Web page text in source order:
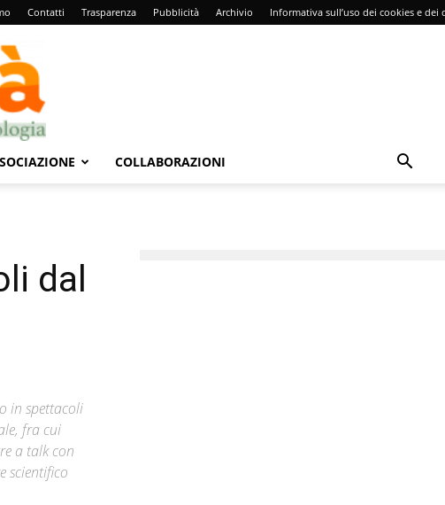
Contatti Trasparenza Pubblicità Archivio Informativa sull’uso dei cookies e dei
COLLABORAZIONI
dal
in spettacoli
fra cui
a talk con
scientifico